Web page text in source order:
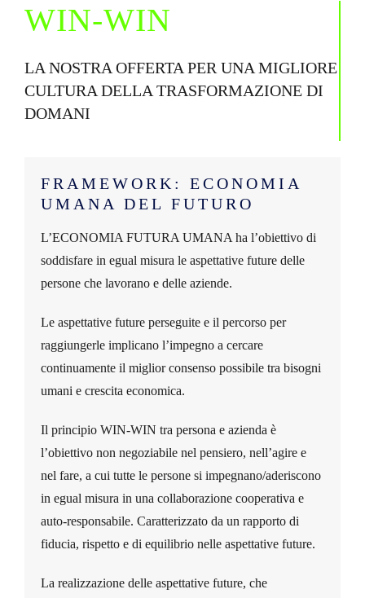
WIN-WIN
LA NOSTRA OFFERTA PER UNA MIGLIORE
CULTURA DELLA TRASFORMAZIONE DI
DOMANI
FRAMEWORK: ECONOMIA
UMANA DEL FUTURO
L’ECONOMIA FUTURA UMANA ha l’obiettivo di
soddisfare in egual misura le aspettative future delle
persone che lavorano e delle aziende.
Le aspettative future perseguite e il percorso per
raggiungerle implicano l’impegno a cercare
continuamente il miglior consenso possibile tra bisogni
umani e crescita economica.
Il principio WIN-WIN tra persona e azienda è
l’obiettivo non negoziabile nel pensiero, nell’agire e
nel fare, a cui tutte le persone si impegnano/aderiscono
in egual misura in una collaborazione cooperativa e
auto-responsabile. Caratterizzato da un rapporto di
fiducia, rispetto e di equilibrio nelle aspettative future.
La realizzazione delle aspettative future, che